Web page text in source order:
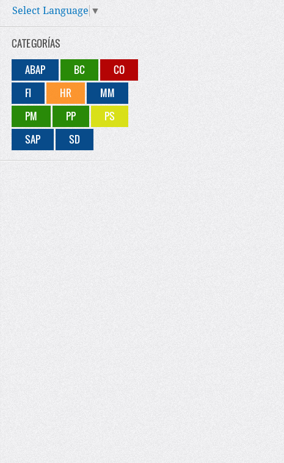
Select Language ▼
CATEGORÍAS
ABAP
BC
CO
FI
HR
MM
PM
PP
PS
SAP
SD